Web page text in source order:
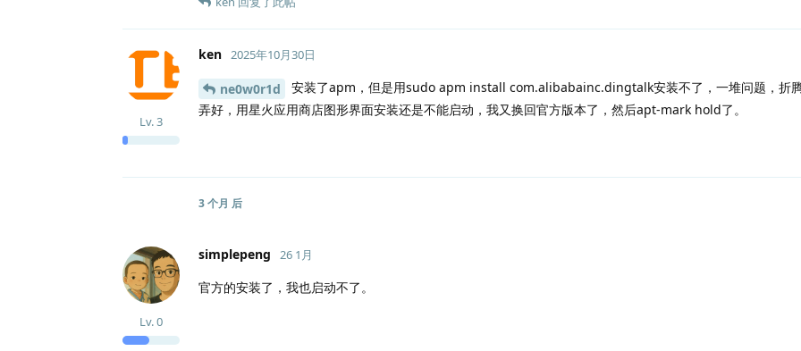
ken
Lv.3
2025年10月30日
ne0w0r1d
安装了apm，但是用sudo apm install com.alibabainc.dingtalk安装不了，一堆问题，折
弄好，用星火应用商店图形界面安装还是不能启动，我又换回官方版本了，然后apt-mark hold了。
3 个月 后
simplepeng
Lv.0
26 1月
官方的安装了，我也启动不了。